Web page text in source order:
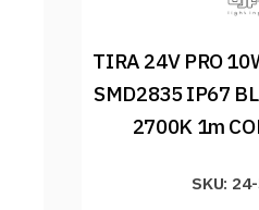
TIRA 24V PRO
SMD2835 IP67
2700K 1m
SKU: